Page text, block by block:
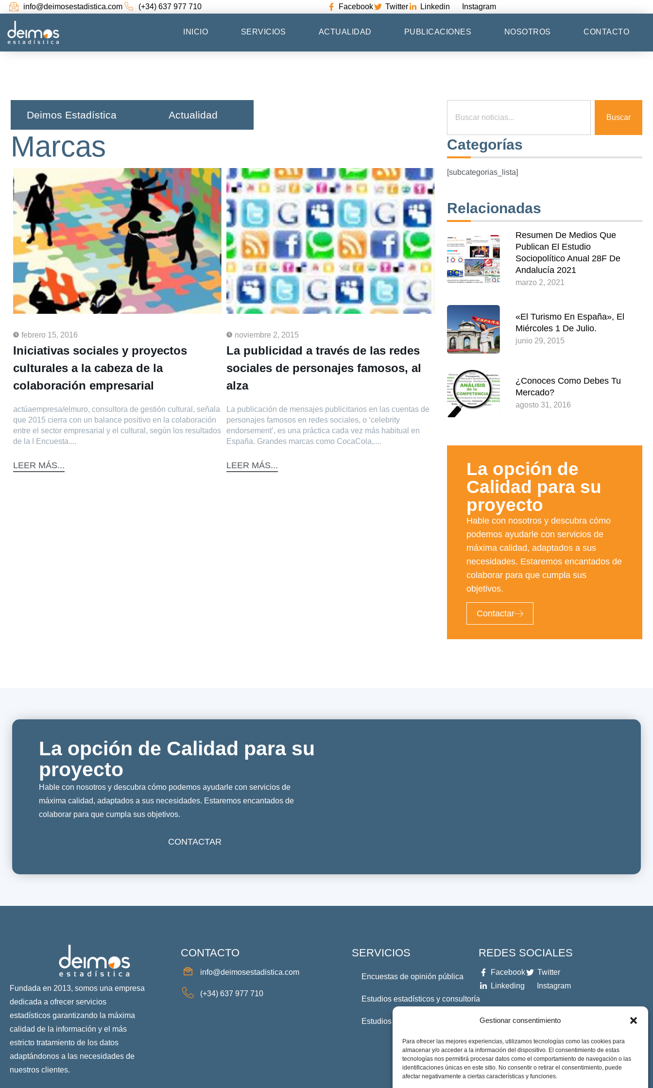
Gestionar consentimiento
Para ofrecer las mejores experiencias, utilizamos tecnologías como las cookies para
almacenar y/o acceder a la información del dispositivo. El consentimiento de estas
tecnologías nos permitirá procesar datos como el comportamiento de navegación o las
identificaciones únicas en este sitio. No consentir o retirar el consentimiento, puede
afectar negativamente a ciertas características y funciones.
info@deimosestadistica.com (+34) 637 977 710 Facebook Twitter Linkedin Instagram
INICIO SERVICIOS ACTUALIDAD PUBLICACIONES NOSOTROS CONTACTO
Buscar
Categorías
[subcategorias_lista]
Relacionadas
Resumen De Medios Que
Publican El Estudio
Sociopolítico Anual 28F De
Andalucía 2021
marzo 2, 2021
«El Turismo En España», El
Miércoles 1 De Julio.
junio 29, 2015
¿Conoces Como Debes Tu
Mercado?
agosto 31, 2016
La opción de
Calidad para su
proyecto​
Hable con nosotros y descubra cómo
podemos ayudarle con servicios de
máxima calidad, adaptados a sus
necesidades. Estaremos encantados de
colaborar para que cumpla sus
objetivos.
Contactar
Deimos Estadística​ Actualidad
Marcas
febrero 15, 2016
Iniciativas sociales y proyectos
culturales a la cabeza de la
colaboración empresarial
actúaempresa/elmuro, consultora de gestión cultural, señala
que 2015 cierra con un balance positivo en la colaboración
entre el sector empresarial y el cultural, según los resultados
de la I Encuesta....
LEER MÁS...
noviembre 2, 2015
La publicidad a través de las redes
sociales de personajes famosos, al
alza
La publicación de mensajes publicitarios en las cuentas de
personajes famosos en redes sociales, o ‘celebrity
endorsement’, es una práctica cada vez más habitual en
España. Grandes marcas como CocaCola,....
LEER MÁS...
La opción de Calidad para su
proyecto
Hable con nosotros y descubra cómo podemos ayudarle con servicios de
máxima calidad, adaptados a sus necesidades. Estaremos encantados de
colaborar para que cumpla sus objetivos.
CONTACTAR
Fundada en 2013, somos una empresa
dedicada a ofrecer servicios
estadísticos garantizando la máxima
calidad de la información y el más
estricto tratamiento de los datos
adaptándonos a las necesidades de
nuestros clientes.
CONTACTO
info@deimosestadistica.com
(+34) 637 977 710
SERVICIOS
Encuestas de opinión pública
Estudios estadísticos y consultoría
Estudios Profesionales
REDES SOCIALES
Facebook
Twitter
Linkeding
Instagram